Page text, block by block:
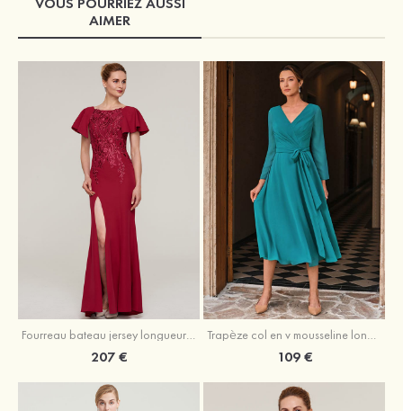
AIMER
207 € 109 €